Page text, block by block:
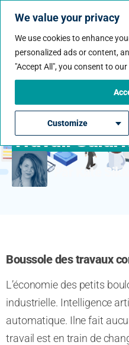
We value your privacy
We use cookies to enhance
personalized ads or content,
"Accept All", you consent to
Customize
Boussole Du
Contractuel
Le Travail
Travail
Par Kate
Boussole des travaux
L’économie des petits
industrielle. Intelligence
automatique. Il ne fait
travail est en train de